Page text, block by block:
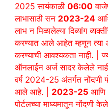
2025 सायंकाळी 06:00
लाभासाठी सन 2023-24
लाभ न मिळालेल्या दिव्यांग
करण्यात आले आहेत म्हणून त्या
करण्याची आवश्यकता नाही. | ज्या
ऑनलाईन अर्ज सादर केलेले
वर्ष 2024-25 अंतर्गत नोंदणी
आले आहे. | 2023-25 आणि
पोर्टलच्या माध्यमातून नोंदणी